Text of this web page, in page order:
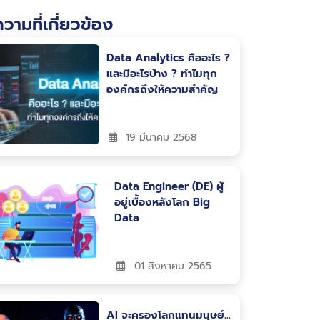
ามที่เกี่ยวข้อง
Data Analytics คืออะไร ?
และมีอะไรบ้าง ? ทำไมทุก
องค์กรถึงให้ความสำคัญ
19 มีนาคม 2568
Data Engineer (DE) ผู้
อยู่เบื้องหลังโลก Big
Data
01 สิงหาคม 2565
AI จะครองโลกแทนมนุษย์…